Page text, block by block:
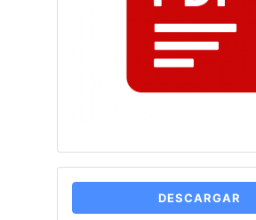
DESCARGAR